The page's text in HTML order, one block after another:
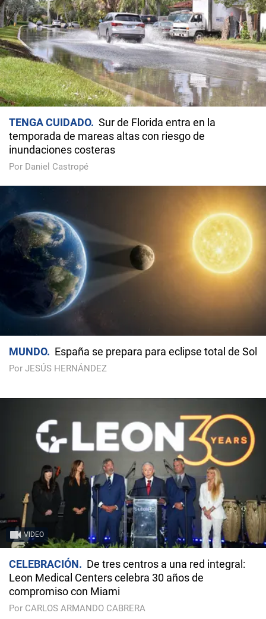
TENGA CUIDADO
Sur de Florida entra en la
temporada de mareas altas con riesgo de
inundaciones costeras
Por Daniel Castropé
MUNDO España se prepara para eclipse total de Sol
Por JESÚS HERNÁNDEZ
VIDEO
CELEBRACIÓN
De tres centros a una red integral:
Leon Medical Centers celebra 30 años de
compromiso con Miami
Por CARLOS ARMANDO CABRERA